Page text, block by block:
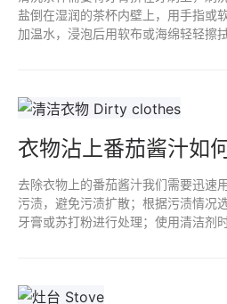
盐倒在湿润的茶杯内壁上，用手指或
加温水，浸泡后用软布或海绵轻轻擦
衣物沾上番茄酱汁如
去除衣物上的番茄酱汁我们需要迅速
污渍，避免污渍扩散；根据污渍情况
牙膏或苏打粉进行处理；使用清洁剂